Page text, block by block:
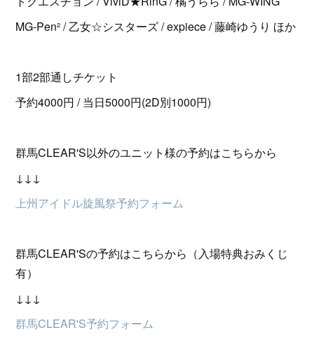
MG-Pen² / 乙女☆シスターズ / expiece / 藤崎ゆうり ほか
1部2部通しチケット
予約4000円 / 当日5000円(2D別1000円)
群馬CLEAR'S以外のユニット様の予約はこちらから
↓↓↓
上州アイドル旋風祭予約フォーム
群馬CLEAR'Sの予約はこちらから（入場特典おみくじ
有）
↓↓↓
群馬CLEAR'S予約フォーム